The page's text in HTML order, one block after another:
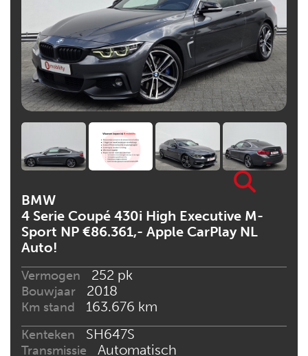
BMW
4 Serie Coupé 430i High Executive M-
Sport NP €86.361,- Apple CarPlay NL
Auto!
Vermogen 252 pk
Bouwjaar 2018
Km stand 163.676 km
Kenteken SH647S
Transmissie Automatisch